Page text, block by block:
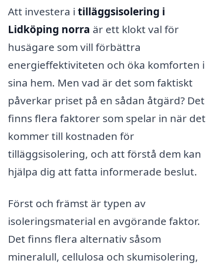
Att investera i tilläggsisolering i
Lidköping norra är ett klokt val för
husägare som vill förbättra
energieffektiviteten och öka komforten i
sina hem. Men vad är det som faktiskt
påverkar priset på en sådan åtgärd? Det
finns flera faktorer som spelar in när det
kommer till kostnaden för
tilläggsisolering, och att förstå dem kan
hjälpa dig att fatta informerade beslut.
Först och främst är typen av
isoleringsmaterial en avgörande faktor.
Det finns flera alternativ såsom
mineralull, cellulosa och skumisolering,